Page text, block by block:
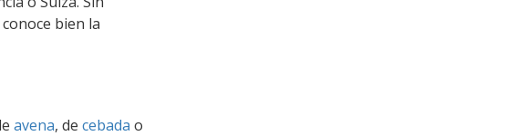
bien la
avena, de cebada o